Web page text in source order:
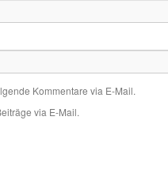
Kommentare via E-Mail.
via E-Mail.